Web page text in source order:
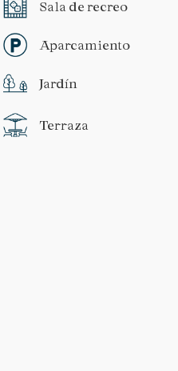
Sala de recreo
Aparcamiento
Jardín
Terraza